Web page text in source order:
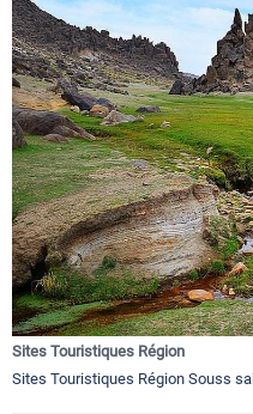
Sites Touristiques Région
Sites Touristiques Région Souss